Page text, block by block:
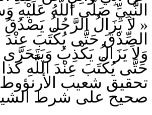
النَّبِيِّ صَلَّى اللَّهُ عَلَيْهِ
« لاَ يَزَالُ الرَّجُلُ
الصِّدْقَ حَتَّى يُكْتَبَ عِنْدَ
وَلاَ يَزَالُ يَكْذِبُ
حَتَّى يُكْتَبَ عِنْدَ اللَّهِ
تحقيق شعيب
صحيح على شرط